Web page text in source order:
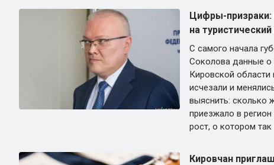
Цифры-призраки:
на
С самого начала
Соколова данные о
Кировской
исчезали и
выяснить: сколько
приезжало в
рост, о котором
Кировчан